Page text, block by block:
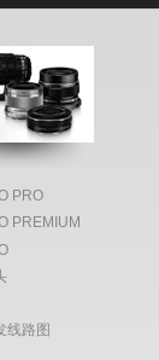
PRO
PREMIUM
线路图